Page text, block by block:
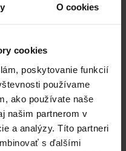
O cookies
cookies
poskytovanie funkcií
používame
ako používate naše
našim partnerom v
a analýzy. Títo partneri
s ďalšími
Solution som
s.r.o.
oslovili na základe ich
bolo jasné, že pracujú
Viac